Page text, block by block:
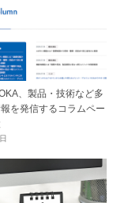
、製品・技術など多
を発信するコラムペー